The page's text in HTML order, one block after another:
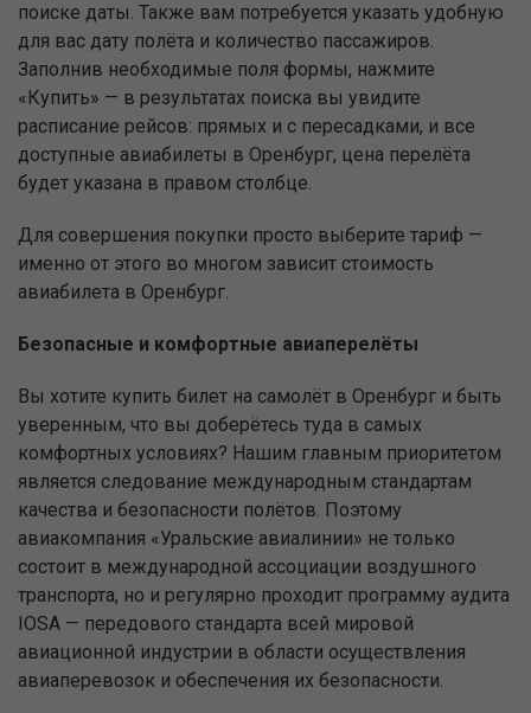
поиске даты. Также вам потребуется указать удобную
для вас дату полёта и количество пассажиров.
Заполнив необходимые поля формы, нажмите
«Купить» — в результатах поиска вы увидите
расписание рейсов: прямых и с пересадками, и все
доступные авиабилеты в Оренбург, цена перелёта
будет указана в правом столбце.
Для совершения покупки просто выберите тариф —
именно от этого во многом зависит стоимость
авиабилета в Оренбург.
Безопасные и комфортные авиаперелёты
Вы хотите купить билет на самолёт в Оренбург и быть
уверенным, что вы доберётесь туда в самых
комфортных условиях? Нашим главным приоритетом
является следование международным стандартам
качества и безопасности полётов. Поэтому
авиакомпания «Уральские авиалинии» не только
состоит в международной ассоциации воздушного
транспорта, но и регулярно проходит программу аудита
IOSA — передового стандарта всей мировой
авиационной индустрии в области осуществления
авиаперевозок и обеспечения их безопасности.